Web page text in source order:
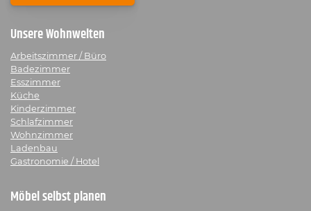
Unsere Wohnwelten
Arbeitszimmer / Büro
Badezimmer
Esszimmer
Küche
Kinderzimmer
Schlafzimmer
Wohnzimmer
Ladenbau
Gastronomie / Hotel
Möbel selbst planen